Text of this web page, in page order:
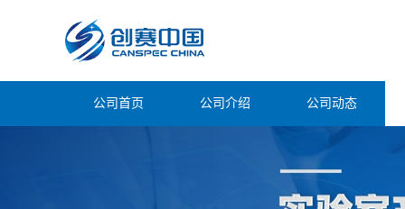
公司首页 公司介绍 公司动态